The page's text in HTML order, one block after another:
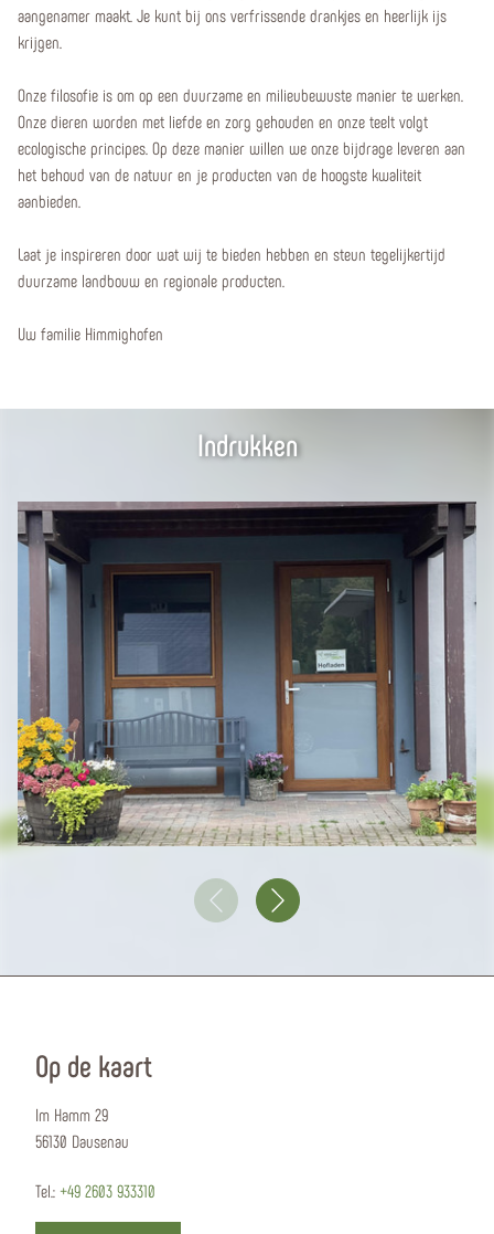
aangenamer maakt. Je kunt bij ons verfrissende drankjes en heerlijk ijs
krijgen.
Onze filosofie is om op een duurzame en milieubewuste manier te werken.
Onze dieren worden met liefde en zorg gehouden en onze teelt volgt
ecologische principes. Op deze manier willen we onze bijdrage leveren aan
het behoud van de natuur en je producten van de hoogste kwaliteit
aanbieden.
Laat je inspireren door wat wij te bieden hebben en steun tegelijkertijd
duurzame landbouw en regionale producten.
Uw familie Himmighofen
Indrukken
Op de kaart
Im Hamm 29
56130 Dausenau
Tel.: +49 2603 933310